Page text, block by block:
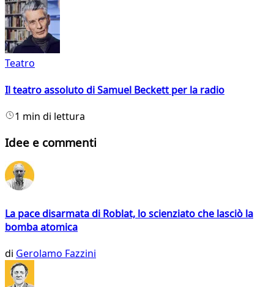
Teatro
Il teatro assoluto di Samuel Beckett per la radio
1 min di lettura
Idee e commenti
La pace disarmata di Roblat, lo scienziato che lasciò la
bomba atomica
di Gerolamo Fazzini